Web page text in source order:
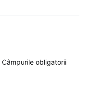
Câmpurile obligatorii